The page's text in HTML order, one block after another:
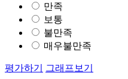
만족
보통
불만족
매우불만족
평가하기 그래프보기